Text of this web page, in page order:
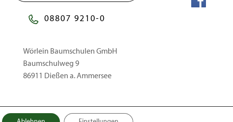
08807 9210-0
Wörlein Baumschulen GmbH
Baumschulweg 9
86911 Dießen a. Ammersee